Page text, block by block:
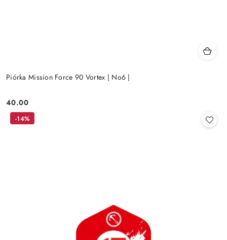
Piórka Mission Force 90 Vortex | No6 |
Cena:
40.00
-14%